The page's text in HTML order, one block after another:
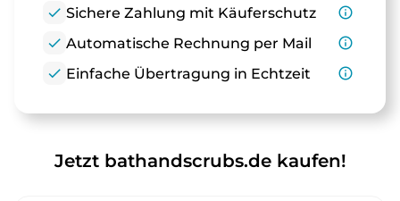
check Sichere Zahlung mit Käuferschutz
info_outline
check Automatische Rechnung per Mail
info_outline
check Einfache Übertragung in Echtzeit info_outline
Jetzt bathandscrubs.de kaufen!